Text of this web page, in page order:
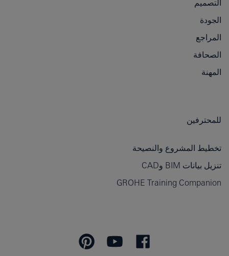
التصميم
الجودة
المراجع
الصحافة
المهنة
للمحترفين
تخطيط المشروع والنصيحة
تنزيل بيانات BIM وCAD
GROHE Training Companion